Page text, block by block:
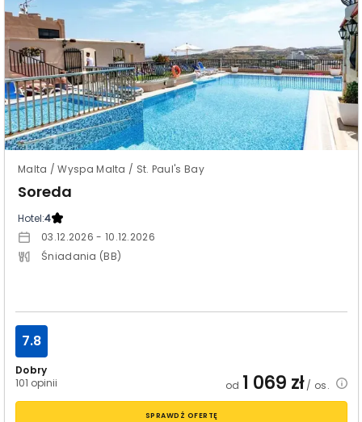
Malta / Wyspa Malta / St. Paul's Bay
Soreda
Hotel:4
03.12.2026 - 10.12.2026
Śniadania (BB)
Dobry
101 opinii
7.8
od 1 069 zł/ os.
SPRAWDŹ OFERTĘ